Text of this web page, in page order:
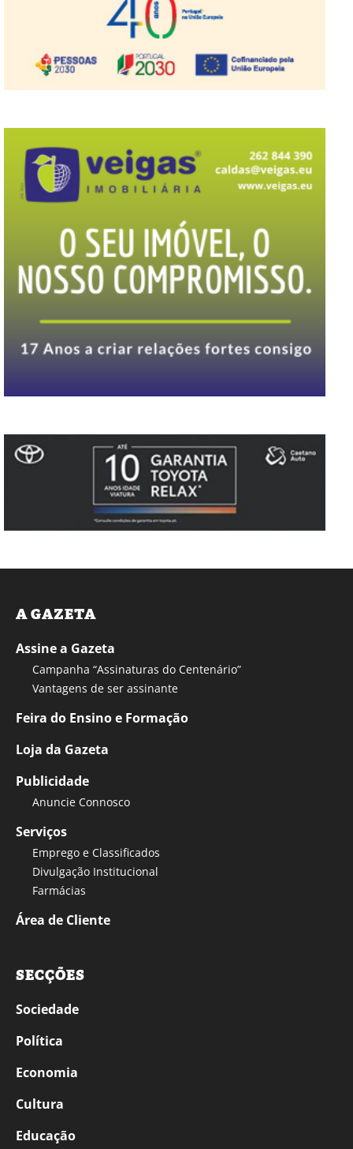
A GAZETA
Assine a Gazeta
Campanha “Assinaturas do Centenário”
Vantagens de ser assinante
Feira do Ensino e Formação
Loja da Gazeta
Publicidade
Anuncie Connosco
Serviços
Emprego e Classificados
Divulgação Institucional
Farmácias
Área de Cliente
SECÇÕES
Sociedade
Política
Economia
Cultura
Educação